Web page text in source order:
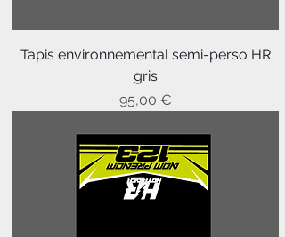
Tapis environnemental semi-perso HR
gris
Prix
95,00 €